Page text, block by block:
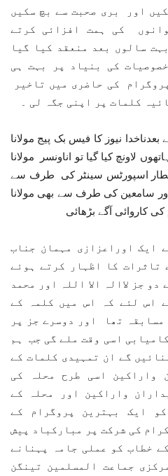
اور بری صحبت سے بچ سکیں
کی ہمت افزائی کرتے
سالوں بعد منعقد کیا گیا
کی بنیاد پر بہت ہی
کی حاضری میں تاخیر
کلمات پر اپنی جگہ لی ۔
نیوز کا فیس بک پیج مولانا
لاونچ کیا گیا تو اناونسر مولانا
لعطار اسپورٹس سینٹر کی طرف سے
سامعین کی طرف سے بھی مولانا
کاروائی آگے بڑھائی
اوراعزازی مہمان جناب
تاثرات کا اظہار کرتے ہوئے
جز لاالہ الا اللہ اور محمد
اس لئے کہ اس میں کلمہ کے
تھا اور دوسرے جز پر
اسی وقت ملے گی جب ہم
گے ان تمہیدی کلمات کے
واراکین اسی طرح محلہ کی
واراکین اور محلہ کے
ایک بہترین پروگرام کے
کی شرکت پر مبارکباد پیش
خطاب کو عملی جامہ پہنانے
جماعت المسلمین تینگن